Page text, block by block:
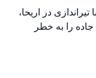
در اریحا،
را به خطر